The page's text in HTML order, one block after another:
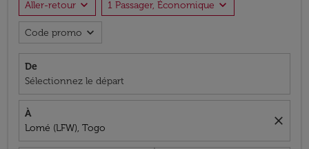
Aller-retour expand_more 1 Passager, Économique expand_more
Code promo expand_more
De
Sélectionnez le départ
À
Lomé (LFW), Togo
close